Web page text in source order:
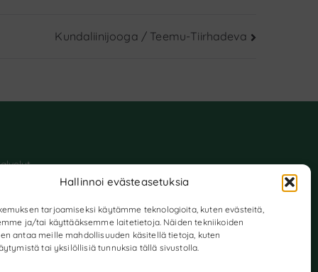
Hallinnoi evästeasetuksia
tarjoamiseksi käytämme teknologioita, kuten evästeitä,
ja/tai käyttääksemme laitetietoja. Näiden tekniikoiden
antaa meille mahdollisuuden käsitellä tietoja, kuten
tai yksilöllisiä tunnuksia tällä sivustolla.
Kundaliinijooga / Teemu-Tiirhadeva
ja evästeet